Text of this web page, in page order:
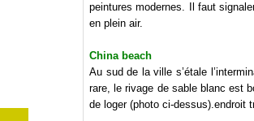
peintures modernes. Il faut
en plein air.
China beach
Au sud de la ville s’étale
rare, le rivage de sable blanc est
de loger (photo ci-dessus).endroit